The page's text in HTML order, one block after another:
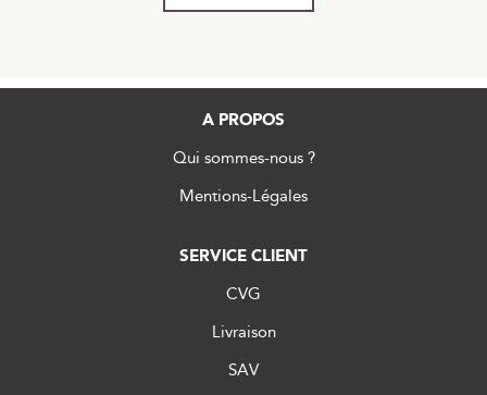
A PROPOS
Qui sommes-nous ?
Mentions-Légales
SERVICE CLIENT
CVG
Livraison
SAV